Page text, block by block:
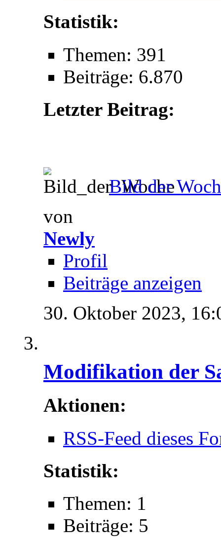
Statistik:
Themen: 391
Beiträge: 6.870
Letzter Beitrag:
Bild der
von
Newly
Profil
Beiträge anzeigen
30. Oktober 2023,
Modifikation der
Aktionen:
RSS-Feed dieses
Statistik:
Themen: 1
Beiträge: 5